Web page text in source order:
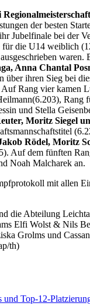
der besten
Jubelfinale bei der
für die U14 weiblich
waren.
Anna Chantal
über ihren Sieg bei
Auf Rang vier kamen
Rang
und Stella
Moritz Siegel
Rödel, Moritz
Auf dem fünften
Noah Malcharek an.
mit allen
die Abteilung
Elfi Wolst & Nils
Grolms und
th)
und Top-12-